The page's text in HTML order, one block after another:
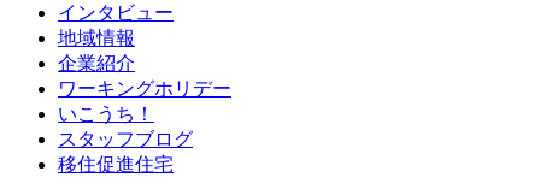
インタビュー
地域情報
企業紹介
ワーキングホリデー
いこうち！
スタッフブログ
移住促進住宅